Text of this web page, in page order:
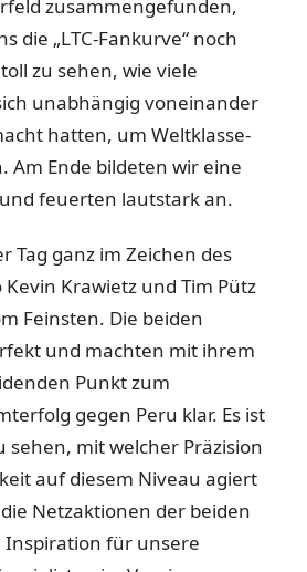
zusammengefunden,
die „LTC-Fankurve“ noch
zu sehen, wie viele
unabhängig voneinander
hatten, um Weltklasse-
Am Ende bildeten wir eine
feuerten lautstark an.
Tag ganz im Zeichen des
Kevin Krawietz und Tim Pütz
Feinsten. Die beiden
und machten mit ihrem
Punkt zum
gegen Peru klar. Es ist
sehen, mit welcher Präzision
auf diesem Niveau agiert
Netzaktionen der beiden
für unsere